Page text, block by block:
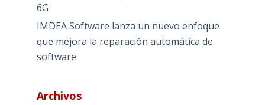
6G
IMDEA Software lanza un nuevo enfoque
que mejora la reparación automática de
software
Archivos